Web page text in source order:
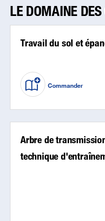
LE DOMAINE
Travail du sol et
Commander
Arbre de
technique